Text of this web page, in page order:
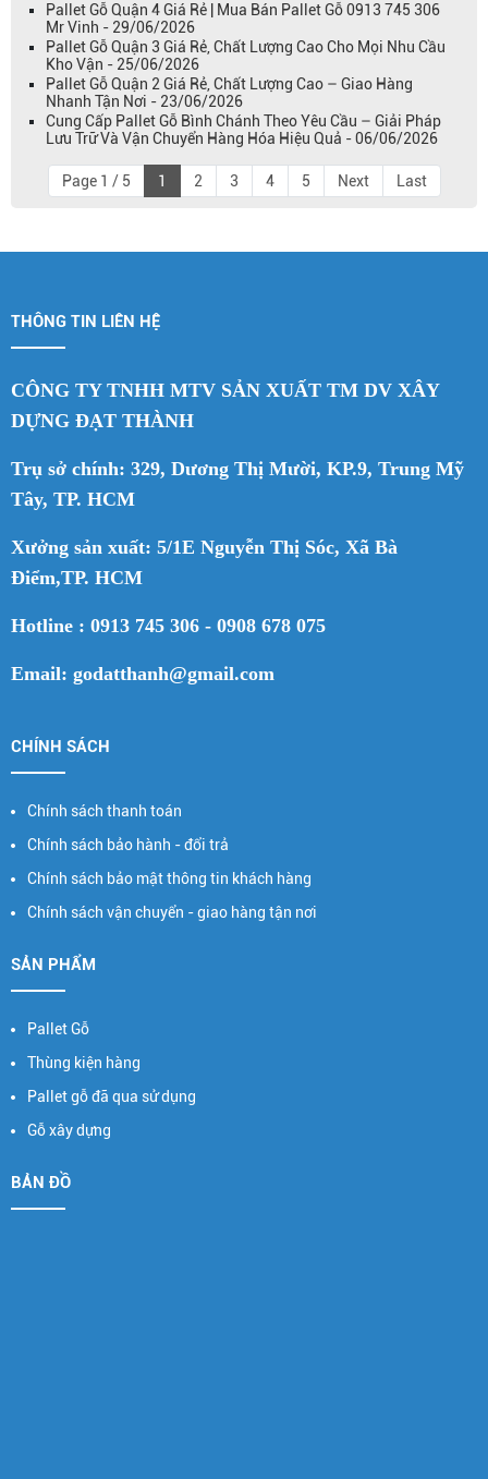
Pallet Gỗ Quận 4 Giá Rẻ | Mua Bán Pallet Gỗ 0913 745 306
Mr Vinh - 29/06/2026
Pallet Gỗ Quận 3 Giá Rẻ, Chất Lượng Cao Cho Mọi Nhu Cầu
Kho Vận - 25/06/2026
Pallet Gỗ Quận 2 Giá Rẻ, Chất Lượng Cao – Giao Hàng
Nhanh Tận Nơi - 23/06/2026
Cung Cấp Pallet Gỗ Bình Chánh Theo Yêu Cầu – Giải Pháp
Lưu Trữ Và Vận Chuyển Hàng Hóa Hiệu Quả - 06/06/2026
Page 1 / 5 1 2 3 4 5 Next Last
THÔNG TIN LIÊN HỆ
CÔNG TY TNHH MTV SẢN XUẤT TM DV XÂY
DỰNG ĐẠT THÀNH
Trụ sở chính: 329, Dương Thị Mười, KP.9, Trung Mỹ
Tây, TP. HCM
Xưởng sản xuất: 5/1E Nguyễn Thị Sóc, Xã Bà
Điểm,TP. HCM
Hotline : 0913 745 306 - 0908 678 075
Email: godatthanh@gmail.com
CHÍNH SÁCH
Chính sách thanh toán
Chính sách bảo hành - đổi trả
Chính sách bảo mật thông tin khách hàng
Chính sách vận chuyển - giao hàng tận nơi
SẢN PHẨM
Pallet Gỗ
Thùng kiện hàng
Pallet gỗ đã qua sử dụng
Gỗ xây dựng
BẢN ĐỒ